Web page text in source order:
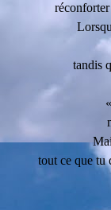
tandis
tout ce que tu